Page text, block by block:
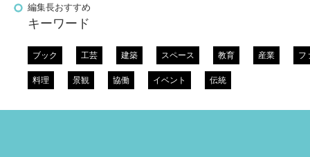
編集長おすすめ
キーワード
ブック 工芸 建築 スペース 教育 産業 フ
料理 景観 協働 イベント 伝統